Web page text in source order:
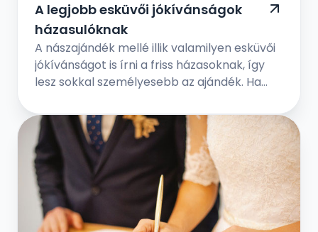
A legjobb esküvői jókívánságok
házasulóknak
A nászajándék mellé illik valamilyen esküvői
jókívánságot is írni a friss házasoknak, így
lesz sokkal személyesebb az ajándék. Ha
foghatod személyesre is az esküvői
gratulációt. De ha nincs írói vénád, akkor
máshonnan is inspirálódhatsz.